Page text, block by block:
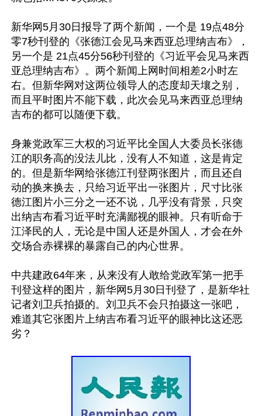
新华网5月30日报导了两个新闻，一个是 19点48分
零7秒刊登的《张德江会见马来西亚总理纳吉布》，
另一个是 21点45分56秒刊登的《习近平会见马来西
亚总理纳吉布》。两个新闻上网时间相差2小时左
右。但新华网对这两位领导人的态度却天壤之别，
而且平时图片不能下载，此次会见马来西亚总理纳
吉布的都可以随便下载。
身兼党政军三大权的习近平比全国人大委员长张德
江的职务高的没法儿比，没有人不知道，这是肯定
的。但是新华网给张德江刊登两张图片，而且还自
动的换来换去，只给习近平出一张图片，尺寸比张
德江图片小三分之一还不说，几乎没有背景，只突
出纳吉布看习近平时充满鄙视的眼神。只有听命于
江泽民的人，无论是中国人还是外国人，才会在外
交场合赤裸裸的暴露自己的内心世界。
中共建政64年来，从来没有人敢给党政军第一把手
刊登这样的图片，新华网5月30日刊登了，是新华社
记者刘卫兵拍摄的。刘卫兵不会只拍摄这一张吧，
难道其它张图片上纳吉布看习近平的眼神比这还恶